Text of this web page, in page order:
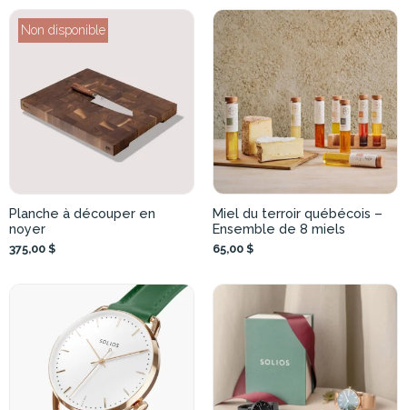
Non disponible
Planche à découper en
noyer
375,00 $
Miel du terroir québécois –
Ensemble de 8 miels
65,00 $